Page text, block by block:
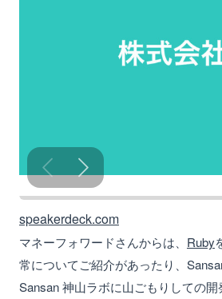
speakerdeck.com
マネーフォワードさんからは、 Ruby
常についてご紹介があったり、
Sansan 神山ラボに山ごもりしての